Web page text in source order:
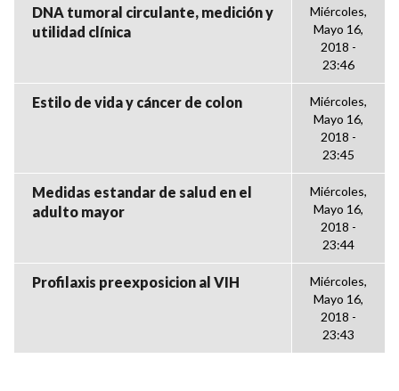
DNA tumoral circulante, medición y
utilidad clínica
Miércoles,
Mayo 16,
2018 -
23:46
Estilo de vida y cáncer de colon
Miércoles,
Mayo 16,
2018 -
23:45
Medidas estandar de salud en el
adulto mayor
Miércoles,
Mayo 16,
2018 -
23:44
Profilaxis preexposicion al VIH
Miércoles,
Mayo 16,
2018 -
23:43